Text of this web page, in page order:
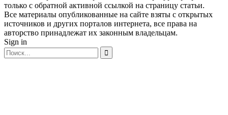
только с обратной активной ссылкой на страницу статьи.
Все материалы опубликованные на сайте взяты с открытых
источников и других порталов интернета, все права на
авторство принадлежат их законным владельцам.
Sign in